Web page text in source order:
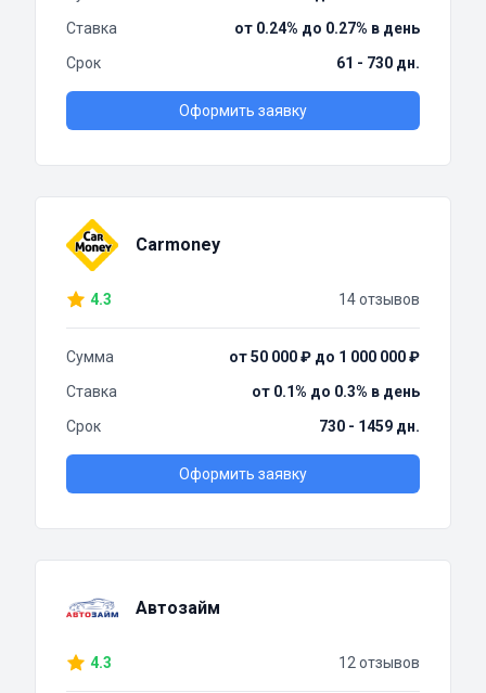
Ставка
от 0.24% до 0.27% в день
Срок
61 - 730 дн.
Оформить заявку
Carmoney
4.3 14 отзывов
Сумма
от 50 000 ₽ до 1 000 000 ₽
Ставка
от 0.1% до 0.3% в день
Срок
730 - 1459 дн.
Оформить заявку
Автозайм
4.3 12 отзывов